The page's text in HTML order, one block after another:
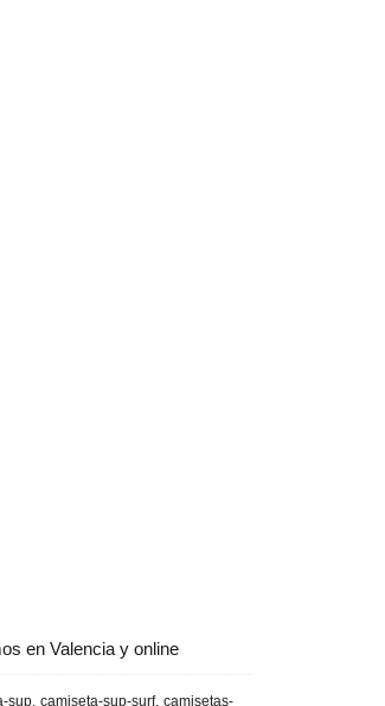
en Valencia y online
sup camiseta-sup-surf camisetas-